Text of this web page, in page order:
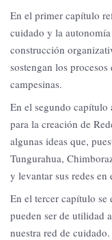
En el primer capítulo
cuidado y la
construcción
sostengan los
campesinas.
En el segundo capítulo
para la creación de
algunas ideas que,
Tungurahua,
y levantar sus redes en
En el tercer capítulo se
pueden ser de utilidad
nuestra red de cuidado.